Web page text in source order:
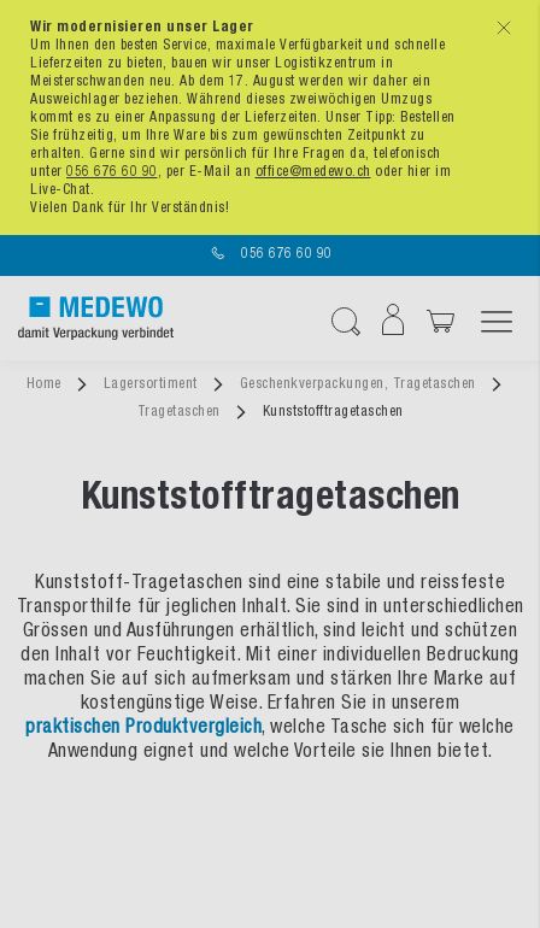
x
Wir modernisieren unser Lager
Um Ihnen den besten Service, maximale Verfügbarkeit und schnelle
Lieferzeiten zu bieten, bauen wir unser Logistikzentrum in
Meisterschwanden neu. Ab dem 17. August werden wir daher ein
Ausweichlager beziehen. Während dieses zweiwöchigen Umzugs
kommt es zu einer Anpassung der Lieferzeiten. Unser Tipp: Bestellen
Sie frühzeitig, um Ihre Ware bis zum gewünschten Zeitpunkt zu
erhalten. Gerne sind wir persönlich für Ihre Fragen da, telefonisch
unter 056 676 60 90 , per E-Mail an office@medewo.ch oder hier im
Live-Chat.
Vielen Dank für Ihr Verständnis!
056 676 60 90
Home Lagersortiment
Geschenkverpackungen, Tragetaschen
Tragetaschen
Kunststofftragetaschen
Kunststofftragetaschen
Kunststoff-Tragetaschen sind eine stabile und reissfeste
Transporthilfe für jeglichen Inhalt. Sie sind in unterschiedlichen
Grössen und Ausführungen erhältlich, sind leicht und schützen
den Inhalt vor Feuchtigkeit. Mit einer individuellen Bedruckung
machen Sie auf sich aufmerksam und stärken Ihre Marke auf
kostengünstige Weise. Erfahren Sie in unserem
praktischen Produktvergleich, welche Tasche sich für welche
Anwendung eignet und welche Vorteile sie Ihnen bietet.